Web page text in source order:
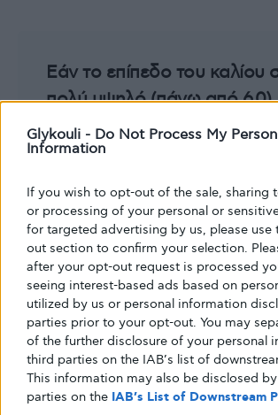
Glykouli - Do Not Process My
Information
If you wish to opt-out of the sale, sharing
or processing of your personal or
for targeted advertising by us, please use
out section to confirm your selection.
after your opt-out request is processed
seeing interest-based ads based on
utilized by us or personal information
parties prior to your opt-out. You may
of the further disclosure of your personal
third parties on the IAB’s list of
This information may also be disclosed
parties on the IAB’s List of Downstream
Εάν το επίπεδο του καλίου
πολύ υψηλό (πάνω από
γιατρός σας μπορεί να
φάρμακο, όπως το
(εμπορικές ονομασίες
Kionex), το οποίο βοηθά
απομάκρυνση του καλίου
σώμα. Τα διουρητικά
να βοηθήσουν στη μείωση
επιπέδων καλίου.